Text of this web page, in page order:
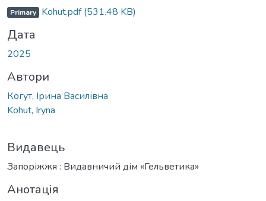
Primary Kohut.pdf(531.48 KB)
Дата
2025
Автори
Когут, Ірина Василівна
Kohut, Iryna
Видавець
Запоріжжя : Видавничий дім «Гельветика»
Анотація